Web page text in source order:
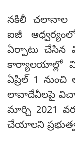
నకిలీ చలానాల
ఐజీ ఆధ్వర్యంలో
ఏర్పాటు చేసిన
కార్యాలయాల్లో
ఏప్రిల్ 1
లావాదేవీలపై
మార్చి 2021
చేయాలని